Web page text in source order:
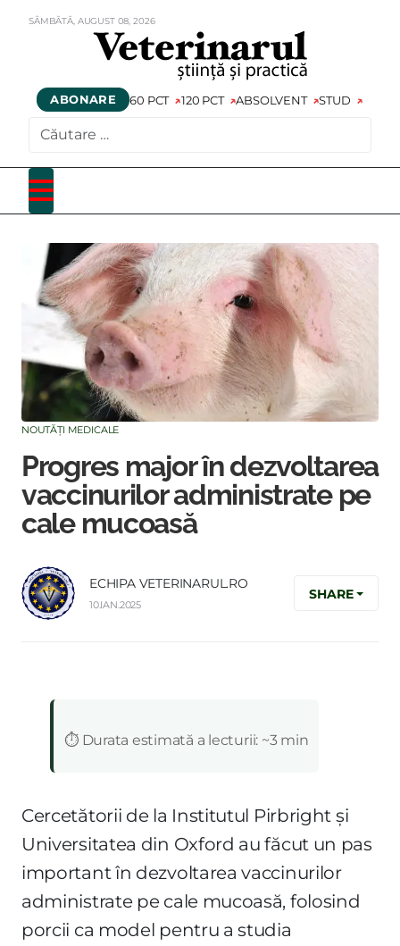
SÂMBĂTĂ, AUGUST 08,2026
ABONARE 60 PCT 120 PCT ABSOLVENT STUD
NOUTĂȚI MEDICALE
Progres major în dezvoltarea
vaccinurilor administrate pe
cale mucoasă
ECHIPA VETERINARUL.RO
10.IAN.2025
SHARE
⏱️ Durata estimată a lecturii: ~3 min
Cercetătorii de la Institutul Pirbright și
Universitatea din Oxford au făcut un pas
important în dezvoltarea vaccinurilor
administrate pe cale mucoasă, folosind
porcii ca model pentru a studia